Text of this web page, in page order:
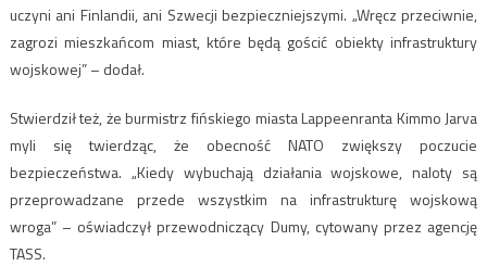
uczyni ani Finlandii, ani Szwecji bezpieczniejszymi. „Wręcz przeciwnie,
zagrozi mieszkańcom miast, które będą gościć obiekty infrastruktury
wojskowej” – dodał.
Stwierdził też, że burmistrz fińskiego miasta Lappeenranta Kimmo Jarva
myli się twierdząc, że obecność NATO zwiększy poczucie
bezpieczeństwa. „Kiedy wybuchają działania wojskowe, naloty są
przeprowadzane przede wszystkim na infrastrukturę wojskową
wroga” – oświadczył przewodniczący Dumy, cytowany przez agencję
TASS.